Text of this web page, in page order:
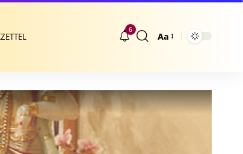
6
Größenänderung
Aa